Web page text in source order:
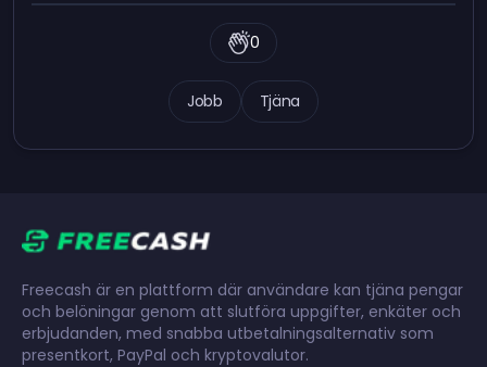
Jobb Tjäna
0
Freecash är en plattform där användare kan tjäna pengar
och belöningar genom att slutföra uppgifter, enkäter och
erbjudanden, med snabba utbetalningsalternativ som
presentkort, PayPal och kryptovalutor.